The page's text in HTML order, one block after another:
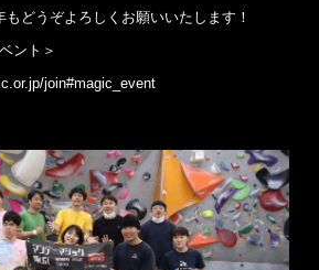
どうぞよろしくお願いいたします！
ント＞
join#magic_event